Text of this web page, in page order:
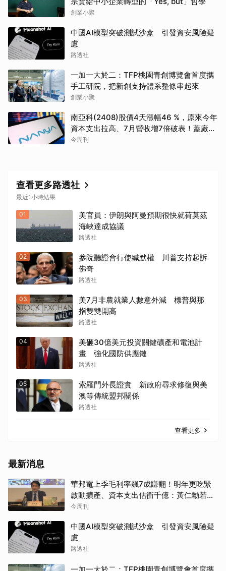
創業小聚
中國AI模型突破測試沙盒 引發資安風險疑
慮
路透社
一加一大於二：TFP桃園青創博覽會首度攜
手工研院，把新創支持體系整條串起來
創業小聚
南亞科(2408)股價4天漲幅46 %，原來今年
資本支出拉高、7月營收增7倍破表！蓋廠買
設備最新營運目標曝光
今周刊
查看更多路透社
最近1小時結果
01
美官員：伊朗與阿曼預期很快就荷莫茲
海峽達成協議
路透社
02
參院聽證會行使緘默權 川普支持起訴
佛奇
路透社
03
美7月非農就業人數意外減 標普與那
指雙雙開高
路透社
04
美砸30億美元投資關鍵礦產和電池計
畫 強化國防供應鏈
路透社
05
索羅門外長證實 新政府尋求修復與美
澳等傳統盟邦關係
路透社
查看更多
最新消息
華邦電上季毛利率飆7成賺翻！明年更吃緊
啟動擴產、資本支出估衝千億：黃仁勳若想
到，早入主記憶體廠
今周刊
中國AI模型突破測試沙盒 引發資安風險疑
慮
路透社